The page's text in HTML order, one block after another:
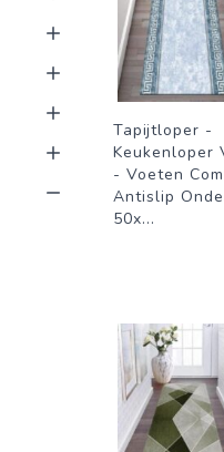
Tapijtloper -
Keukenloper
- Voeten
Antislip
50x...